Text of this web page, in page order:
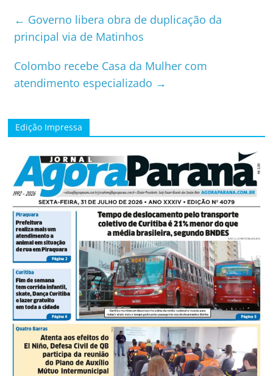
← Governo libera obra de duplicação da
principal via de Matinhos
Colombo recebe Casa da Mulher com
atendimento especializado →
Edição Impressa